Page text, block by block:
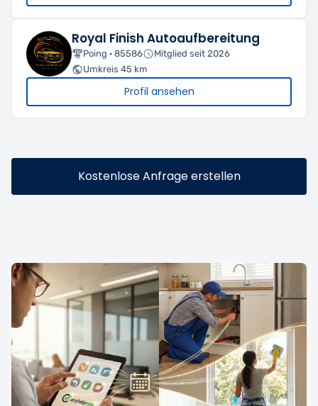
Royal Finish Autoaufbereitung
Poing · 85586
Mitglied seit 2026
Umkreis 45 km
Profil ansehen
Kostenlose Anfrage erstellen